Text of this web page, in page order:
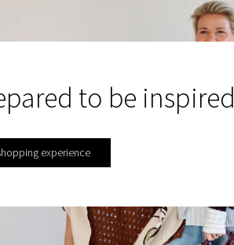
to be inspired
experience